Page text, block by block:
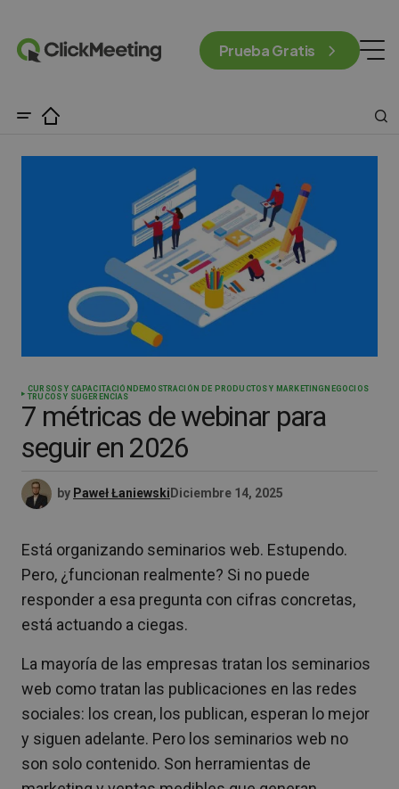
Prueba Gratis
CURSOS Y CAPACITACIÓN DEMOSTRACIÓN DE PRODUCTOS Y MARKETING NEGOCIOS
TRUCOS Y SUGERENCIAS
7 métricas de webinar para
seguir en 2026
by Paweł Łaniewski Diciembre 14, 2025
Está organizando seminarios web. Estupendo.
Pero, ¿funcionan realmente? Si no puede
responder a esa pregunta con cifras concretas,
está actuando a ciegas.
La mayoría de las empresas tratan los seminarios
web como tratan las publicaciones en las redes
sociales: los crean, los publican, esperan lo mejor
y siguen adelante. Pero los seminarios web no
son solo contenido. Son herramientas de